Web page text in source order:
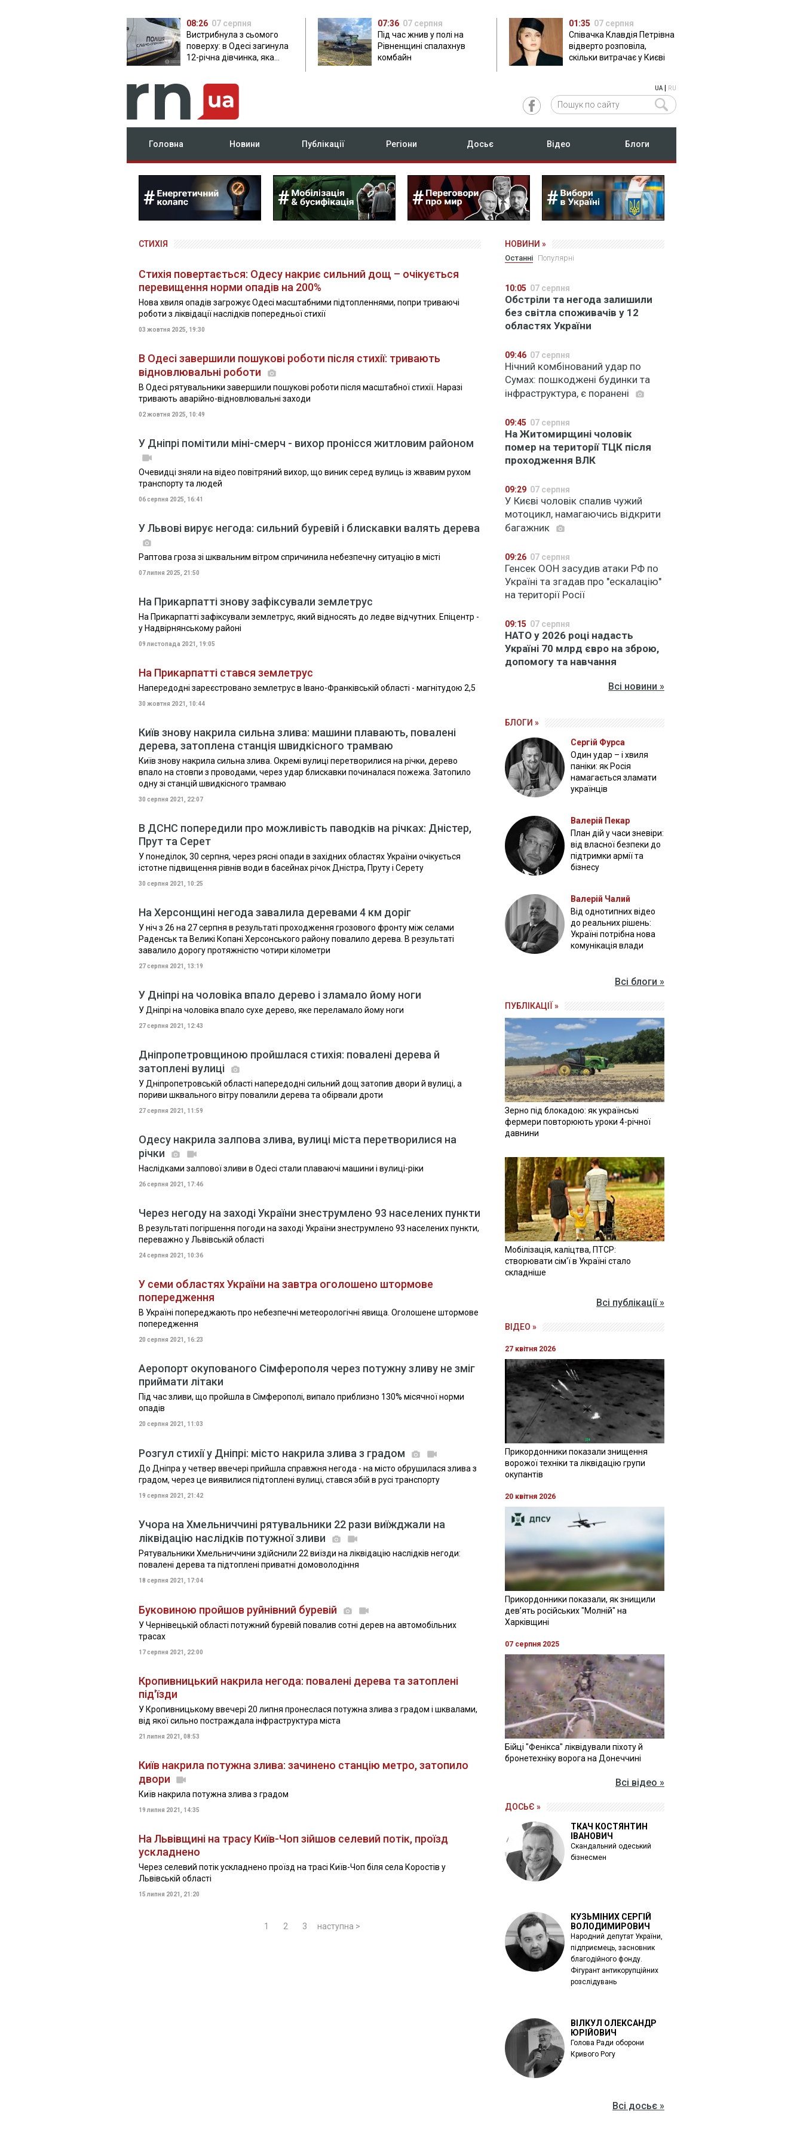
08:26 07 серпня
Вистрибнула з сьомого
поверху: в Одесі загинула
12-річна дівчинка, яка
07:36 07 серпня
Під час жнив у полі на
Рівненщині спалахнув
комбайн
01:35 07 серпня
Співачка Клавдія Петрівна
відверто розповіла,
скільки витрачає у Києві
UA| RU
Головна Новини Публікації Регіони Досьє Відео Блоги
СТИХІЯ
Стихія повертається: Одесу накриє сильний дощ – очікується
перевищення норми опадів на 200%
Нова хвиля опадів загрожує Одесі масштабними підтопленнями, попри триваючі
роботи з ліквідації наслідків попередньої стихії
03 жовтня 2025, 19:30
В Одесі завершили пошукові роботи після стихії: тривають
відновлювальні роботи
В Одесі рятувальники завершили пошукові роботи після масштабної стихії. Наразі
тривають аварійно-відновлювальні заходи
02 жовтня 2025, 10:49
У Дніпрі помітили міні-смерч - вихор пронісся житловим районом
Очевидці зняли на відео повітряний вихор, що виник серед вулиць із жвавим рухом
транспорту та людей
06 серпня 2025, 16:41
У Львові вирує негода: сильний буревій і блискавки валять дерева
Раптова гроза зі шквальним вітром спричинила небезпечну ситуацію в місті
07 липня 2025, 21:50
На Прикарпатті знову зафіксували землетрус
На Прикарпатті зафіксували землетрус, який відносять до ледве відчутних. Епіцентр -
у Надвірнянському районі
09 листопада 2021, 19:05
На Прикарпатті стався землетрус
Напередодні зареєстровано землетрус в Івано-Франківській області - магнітудою 2,5
30 жовтня 2021, 10:44
Київ знову накрила сильна злива: машини плавають, повалені
дерева, затоплена станція швидкісного трамваю
Київ знову накрила сильна злива. Окремі вулиці перетворилися на річки, дерево
впало на стовпи з проводами, через удар блискавки починалася пожежа. Затопило
одну зі станцій швидкісного трамваю
30 серпня 2021, 22:07
В ДСНС попередили про можливість паводків на річках: Дністер,
Прут та Серет
У понеділок, 30 серпня, через рясні опади в західних областях України очікується
істотне підвищення рівнів води в басейнах річок Дністра, Пруту і Серету
30 серпня 2021, 10:25
На Херсонщині негода завалила деревами 4 км доріг
У ніч з 26 на 27 серпня в результаті проходження грозового фронту між селами
Раденськ та Великі Копані Херсонського району повалило дерева. В результаті
завалило дорогу протяжністю чотири кілометри
27 серпня 2021, 13:19
У Дніпрі на чоловіка впало дерево і зламало йому ноги
У Дніпрі на чоловіка впало сухе дерево, яке переламало йому ноги
27 серпня 2021, 12:43
Дніпропетровщиною пройшлася стихія: повалені дерева й
затоплені вулиці
У Дніпропетровській області напередодні сильний дощ затопив двори й вулиці, а
пориви шквального вітру повалили дерева та обірвали дроти
27 серпня 2021, 11:59
Одесу накрила залпова злива, вулиці міста перетворилися на
річки
Наслідками залпової зливи в Одесі стали плаваючі машини і вулиці-ріки
26 серпня 2021, 17:46
Через негоду на заході України знеструмлено 93 населених пункти
В результаті погіршення погоди на заході України знеструмлено 93 населених пункти,
переважно у Львівській області
24 серпня 2021, 10:36
У семи областях України на завтра оголошено штормове
попередження
В Україні попереджають про небезпечні метеорологічні явища. Оголошене штормове
попередження
20 серпня 2021, 16:23
Аеропорт окупованого Сімферополя через потужну зливу не зміг
приймати літаки
Під час зливи, що пройшла в Сімферополі, випало приблизно 130% місячної норми
опадів
20 серпня 2021, 11:03
Розгул стихії у Дніпрі: місто накрила злива з градом
До Дніпра у четвер ввечері прийшла справжня негода - на місто обрушилася злива з
градом, через це виявилися підтоплені вулиці, стався збій в русі транспорту
19 серпня 2021, 21:42
Учора на Хмельниччині рятувальники 22 рази виїжджали на
ліквідацію наслідків потужної зливи
Рятувальники Хмельниччини здійснили 22 виїзди на ліквідацію наслідків негоди:
повалені дерева та підтоплені приватні домоволодіння
18 серпня 2021, 17:04
Буковиною пройшов руйнівний буревій
У Чернівецькій області потужний буревій повалив сотні дерев на автомобільних
трасах
17 серпня 2021, 22:00
Кропивницький накрила негода: повалені дерева та затоплені
під'їзди
У Кропивницькому ввечері 20 липня пронеслася потужна злива з градом і шквалами,
від якої сильно постраждала інфраструктура міста
21 липня 2021, 08:53
Київ накрила потужна злива: зачинено станцію метро, затопило
двори
Київ накрила потужна злива з градом
19 липня 2021, 14:35
На Львівщині на трасу Київ-Чоп зійшов селевий потік, проїзд
ускладнено
Через селевий потік ускладнено проїзд на трасі Київ-Чоп біля села Коростів у
Львівській області
15 липня 2021, 21:20
1 2 3 наступна >
НОВИНИ »
Останні Популярні
10:05 07 серпня
Обстріли та негода залишили
без світла споживачів у 12
областях України
09:46 07 серпня
Нічний комбінований удар по
Сумах: пошкоджені будинки та
інфраструктура, є поранені
09:45 07 серпня
На Житомирщині чоловік
помер на території ТЦК після
проходження ВЛК
09:29 07 серпня
У Києві чоловік спалив чужий
мотоцикл, намагаючись відкрити
багажник
09:26 07 серпня
Генсек ООН засудив атаки РФ по
Україні та згадав про "ескалацію"
на території Росії
09:15 07 серпня
НАТО у 2026 році надасть
Україні 70 млрд євро на зброю,
допомогу та навчання
Всі новини »
БЛОГИ »
Сергій Фурса
Один удар – і хвиля
паніки: як Росія
намагається зламати
українців
Валерій Пекар
План дій у часи зневіри:
від власної безпеки до
підтримки армії та
бізнесу
Валерій Чалий
Від однотипних відео
до реальних рішень:
Україні потрібна нова
комунікація влади
Всі блоги »
ПУБЛІКАЦІЇ »
Зерно під блокадою: як українські
фермери повторюють уроки 4-річної
давнини
Мобілізація, каліцтва, ПТСР:
створювати сім'ї в Україні стало
складніше
Всі публікації »
ВІДЕО »
27 квітня 2026
Прикордонники показали знищення
ворожої техніки та ліквідацію групи
окупантів
20 квітня 2026
Прикордонники показали, як знищили
девʼять російських "Молній" на
Харківщині
07 серпня 2025
Бійці "Фенікса" ліквідували піхоту й
бронетехніку ворога на Донеччині
Всі відео »
ДОСЬЄ »
ТКАЧ КОСТЯНТИН
ІВАНОВИЧ
Скандальний одеський
бізнесмен
КУЗЬМІНИХ СЕРГІЙ
ВОЛОДИМИРОВИЧ
Народний депутат України,
підприємець, засновник
благодійного фонду.
Фігурант антикорупційних
розслідувань
ВІЛКУЛ ОЛЕКСАНДР
ЮРІЙОВИЧ
Голова Ради оборони
Кривого Рогу
Всі досьє »